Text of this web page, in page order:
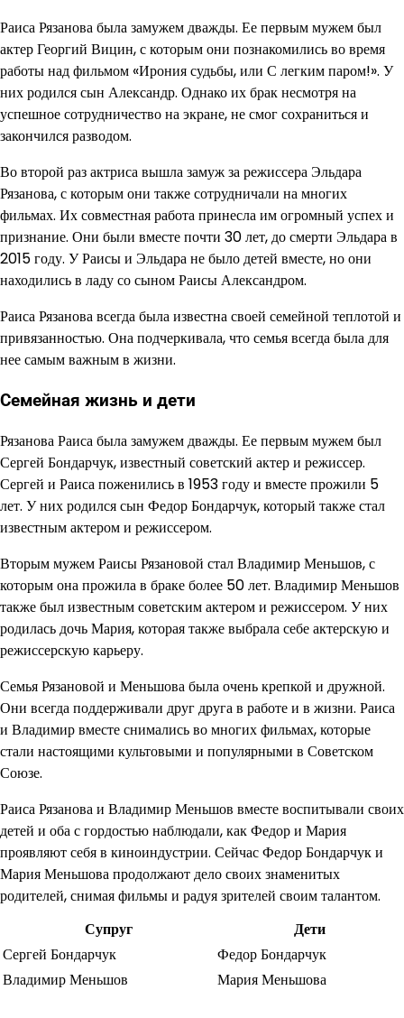
Раиса Рязанова была замужем дважды. Ее первым мужем был
актер Георгий Вицин, с которым они познакомились во время
работы над фильмом «Ирония судьбы, или С легким паром!». У
них родился сын Александр. Однако их брак несмотря на
успешное сотрудничество на экране, не смог сохраниться и
закончился разводом.
Во второй раз актриса вышла замуж за режиссера Эльдара
Рязанова, с которым они также сотрудничали на многих
фильмах. Их совместная работа принесла им огромный успех и
признание. Они были вместе почти 30 лет, до смерти Эльдара в
2015 году. У Раисы и Эльдара не было детей вместе, но они
находились в ладу со сыном Раисы Александром.
Раиса Рязанова всегда была известна своей семейной теплотой и
привязанностью. Она подчеркивала, что семья всегда была для
нее самым важным в жизни.
Семейная жизнь и дети
Рязанова Раиса была замужем дважды. Ее первым мужем был
Сергей Бондарчук, известный советский актер и режиссер.
Сергей и Раиса поженились в 1953 году и вместе прожили 5
лет. У них родился сын Федор Бондарчук, который также стал
известным актером и режиссером.
Вторым мужем Раисы Рязановой стал Владимир Меньшов, с
которым она прожила в браке более 50 лет. Владимир Меньшов
также был известным советским актером и режиссером. У них
родилась дочь Мария, которая также выбрала себе актерскую и
режиссерскую карьеру.
Семья Рязановой и Меньшова была очень крепкой и дружной.
Они всегда поддерживали друг друга в работе и в жизни. Раиса
и Владимир вместе снимались во многих фильмах, которые
стали настоящими культовыми и популярными в Советском
Союзе.
Раиса Рязанова и Владимир Меньшов вместе воспитывали своих
детей и оба с гордостью наблюдали, как Федор и Мария
проявляют себя в киноиндустрии. Сейчас Федор Бондарчук и
Мария Меньшова продолжают дело своих знаменитых
родителей, снимая фильмы и радуя зрителей своим талантом.
Супруг
Дети
Сергей Бондарчук
Федор Бондарчук
Владимир Меньшов
Мария Меньшова